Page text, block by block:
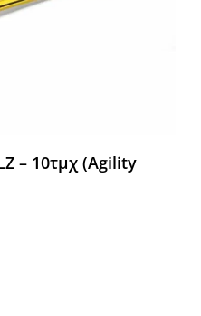
– 10τμχ (Agility